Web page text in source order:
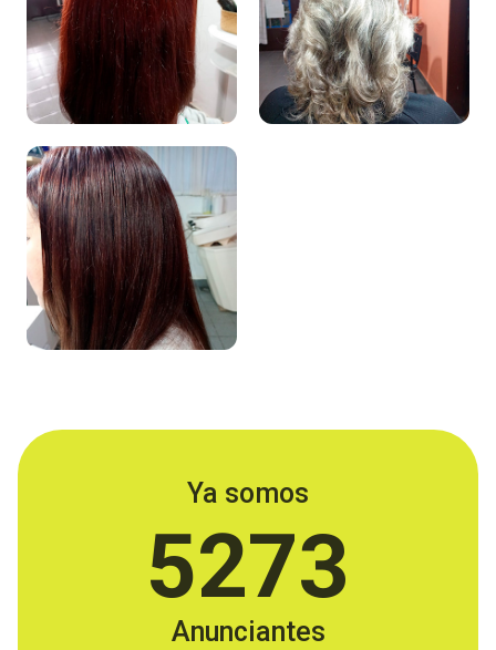
Ya somos
5273
Anunciantes